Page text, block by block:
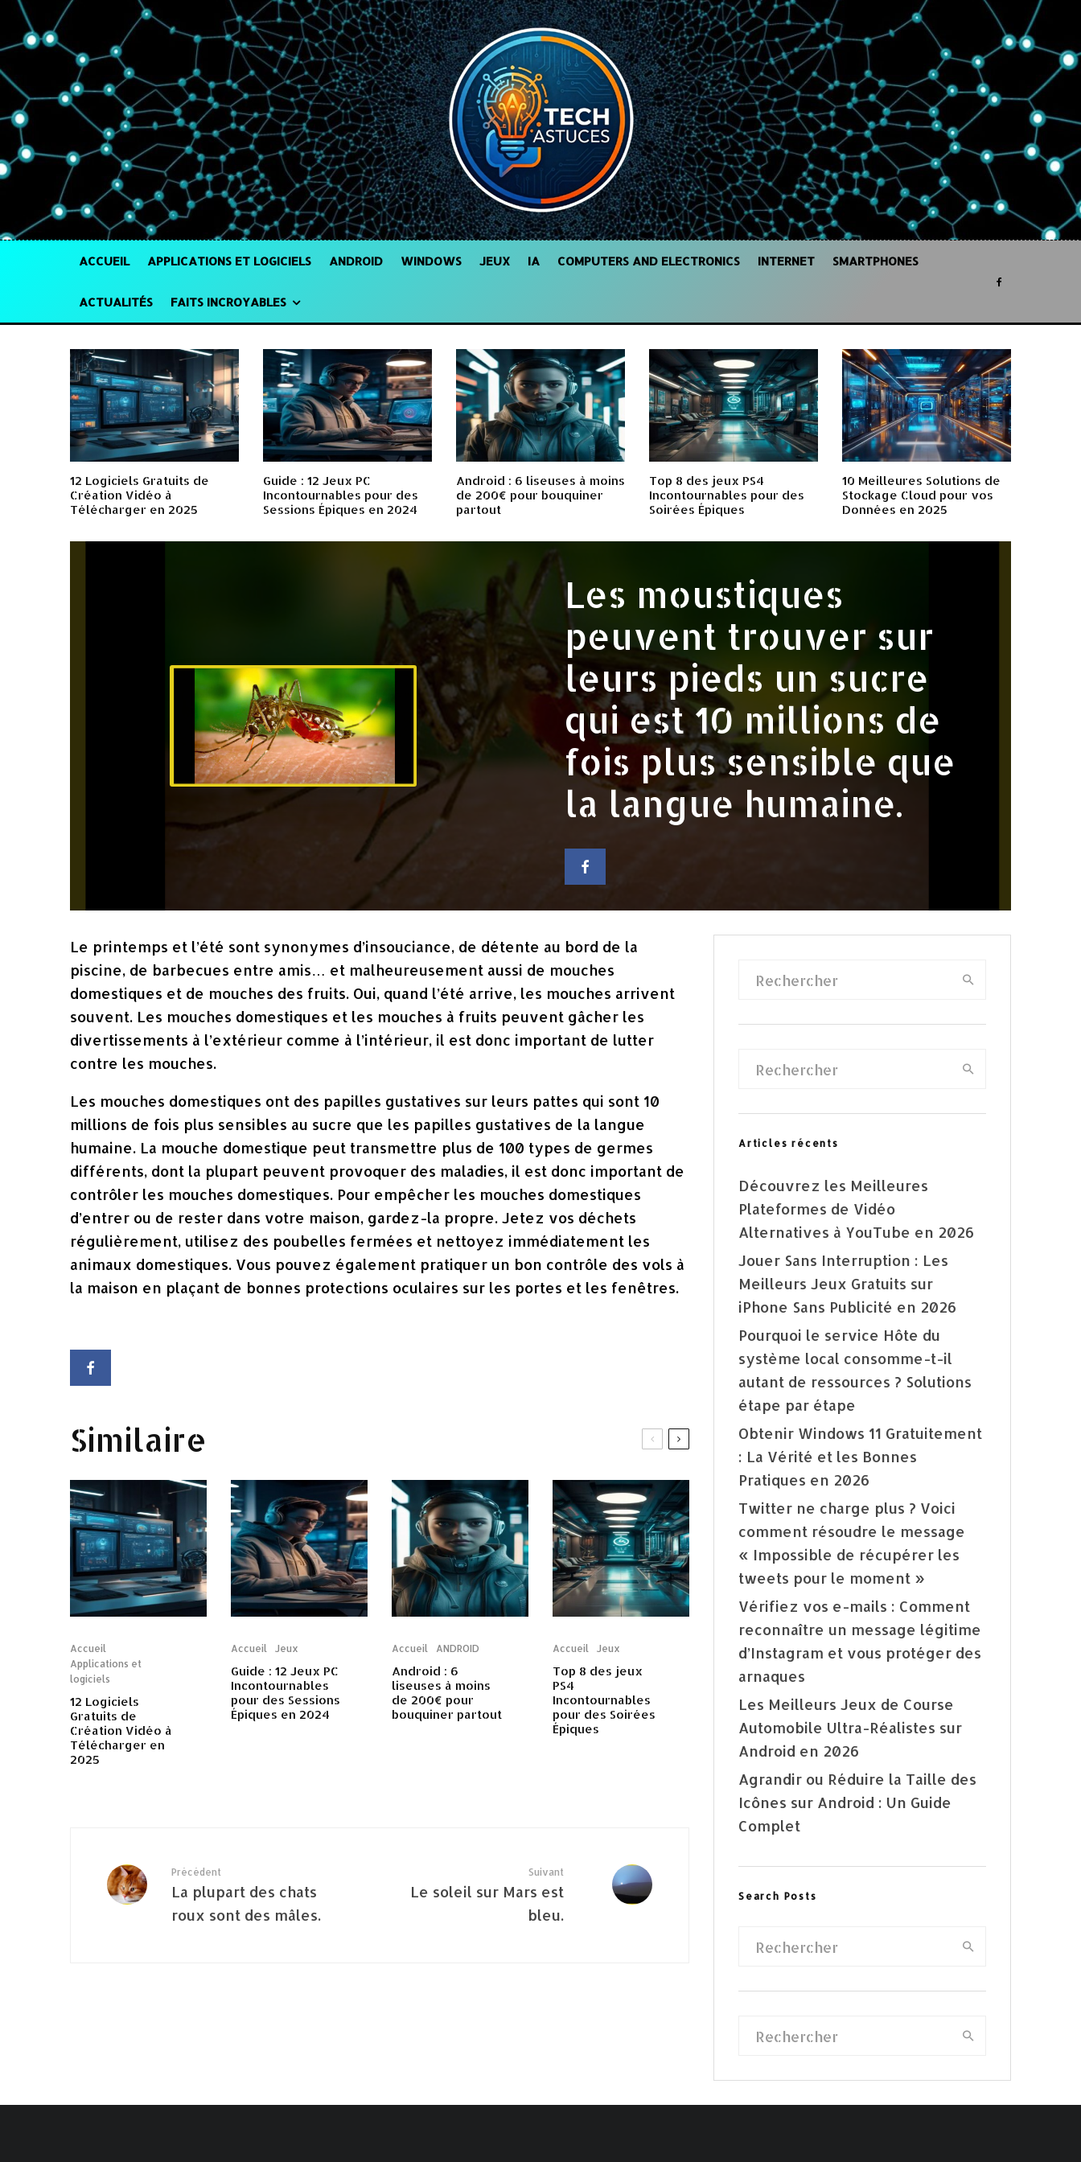
ACCUEIL APPLICATIONS ET LOGICIELS ANDROID WINDOWS JEUX IA COMPUTERS AND ELECTRONICS INTERNET SMARTPHONES
ACTUALITÉS FAITS INCROYABLES
12 Logiciels Gratuits de
Création Vidéo à
Télécharger en 2025
Guide : 12 Jeux PC
Incontournables pour des
Sessions Épiques en 2024
Android : 6 liseuses à moins
de 200€ pour bouquiner
partout
Top 8 des jeux PS4
Incontournables pour des
Soirées Épiques
10 Meilleures Solutions de
Stockage Cloud pour vos
Données en 2025
Les moustiques
peuvent trouver sur
leurs pieds un sucre
qui est 10 millions de
fois plus sensible que
la langue humaine.
Le printemps et l’été sont synonymes d’insouciance, de détente au bord de la
piscine, de barbecues entre amis… et malheureusement aussi de mouches
domestiques et de mouches des fruits. Oui, quand l’été arrive, les mouches arrivent
souvent. Les mouches domestiques et les mouches à fruits peuvent gâcher les
divertissements à l’extérieur comme à l’intérieur, il est donc important de lutter
contre les mouches.
Les mouches domestiques ont des papilles gustatives sur leurs pattes qui sont 10
millions de fois plus sensibles au sucre que les papilles gustatives de la langue
humaine. La mouche domestique peut transmettre plus de 100 types de germes
différents, dont la plupart peuvent provoquer des maladies, il est donc important de
contrôler les mouches domestiques. Pour empêcher les mouches domestiques
d’entrer ou de rester dans votre maison, gardez-la propre. Jetez vos déchets
régulièrement, utilisez des poubelles fermées et nettoyez immédiatement les
animaux domestiques. Vous pouvez également pratiquer un bon contrôle des vols à
la maison en plaçant de bonnes protections oculaires sur les portes et les fenêtres.
Similaire
Accueil
Applications et
logiciels
12 Logiciels
Gratuits de
Création Vidéo à
Télécharger en
2025
Accueil Jeux
Guide : 12 Jeux PC
Incontournables
pour des Sessions
Épiques en 2024
Accueil ANDROID
Android : 6
liseuses à moins
de 200€ pour
bouquiner partout
Accueil Jeux
Top 8 des jeux
PS4
Incontournables
pour des Soirées
Épiques
Précédent
La plupart des chats
roux sont des mâles.
Suivant
Le soleil sur Mars est
bleu.
Articles récents
Découvrez les Meilleures
Plateformes de Vidéo
Alternatives à YouTube en 2026
Jouer Sans Interruption : Les
Meilleurs Jeux Gratuits sur
iPhone Sans Publicité en 2026
Pourquoi le service Hôte du
système local consomme-t-il
autant de ressources ? Solutions
étape par étape
Obtenir Windows 11 Gratuitement
: La Vérité et les Bonnes
Pratiques en 2026
Twitter ne charge plus ? Voici
comment résoudre le message
« Impossible de récupérer les
tweets pour le moment »
Vérifiez vos e-mails : Comment
reconnaître un message légitime
d’Instagram et vous protéger des
arnaques
Les Meilleurs Jeux de Course
Automobile Ultra-Réalistes sur
Android en 2026
Agrandir ou Réduire la Taille des
Icônes sur Android : Un Guide
Complet
Search Posts